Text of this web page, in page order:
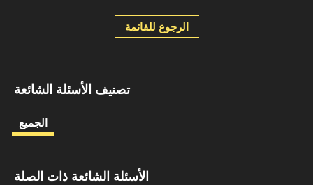
الرجوع للقائمة
تصنيف الأسئلة الشائعة
الجميع
الأسئلة الشائعة ذات الصلة